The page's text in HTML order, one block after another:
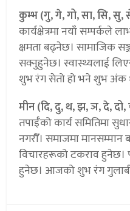
कुम्भ (गु, गे, गो, सा, सि, सु,
कार्यक्षेत्रमा नयाँ सम्पर्कले
क्षमता बढ्नेछ। सामाजिक
सक्नुहुनेछ। स्वास्थ्यलाई
शुभ रंग सेतो हो भने शुभ अंक
मीन (दि, दु, थ, झ, ञ, दे, दो,
तपाईँको कार्य समितिमा
नगरौँ। समाजमा मानसम्मान
विचारहरूको टकराव हुनेछ।
हुनेछ। आजको शुभ रंग